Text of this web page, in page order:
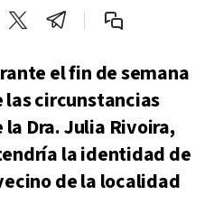
el fin de semana
circunstancias
Dra. Julia Rivoira,
la identidad de
de la localidad